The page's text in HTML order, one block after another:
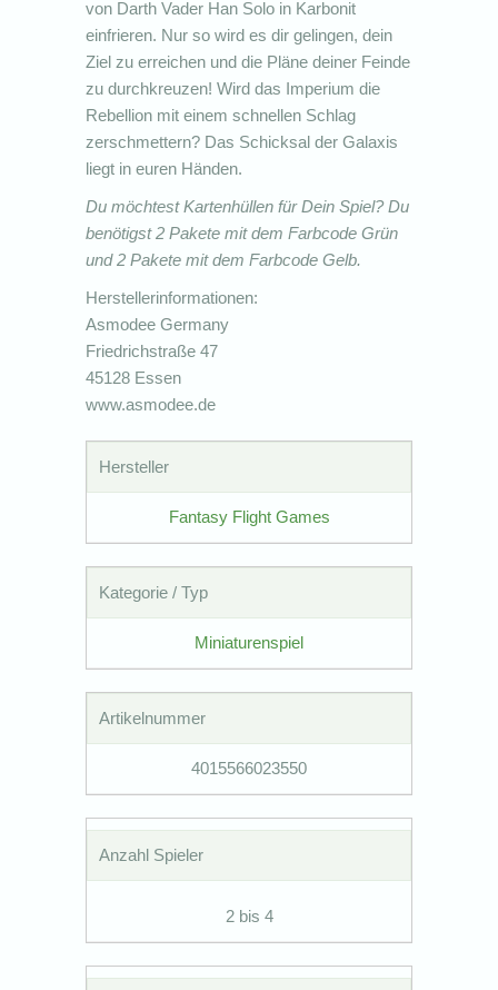
von Darth Vader Han Solo in Karbonit
einfrieren. Nur so wird es dir gelingen, dein
Ziel zu erreichen und die Pläne deiner Feinde
zu durchkreuzen! Wird das Imperium die
Rebellion mit einem schnellen Schlag
zerschmettern? Das Schicksal der Galaxis
liegt in euren Händen.
Du möchtest Kartenhüllen für Dein Spiel? Du
benötigst 2 Pakete mit dem Farbcode Grün
und 2 Pakete mit dem Farbcode Gelb.
Herstellerinformationen:
Asmodee Germany
Friedrichstraße 47
45128 Essen
www.asmodee.de
Hersteller
Fantasy Flight Games
Kategorie / Typ
Miniaturenspiel
Artikelnummer
4015566023550
Anzahl Spieler
2 bis 4